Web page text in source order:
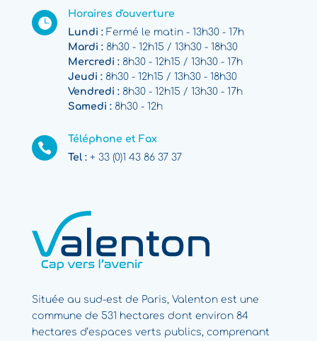

Horaires d'ouverture
Lundi :Fermé le matin - 13h30 - 17h
Mardi :8h30 - 12h15 / 13h30 - 18h30
Mercredi :8h30 - 12h15 / 13h30 - 17h
Jeudi :8h30 - 12h15 / 13h30 - 18h30
Vendredi :8h30 - 12h15 / 13h30 - 17h
Samedi :8h30 - 12h

Téléphone et Fax
Tel :+ 33 (0)1 43 86 37 37
Située au sud-est de Paris, Valenton est une
commune de 531 hectares dont environ 84
hectares d’espaces verts publics, comprenant